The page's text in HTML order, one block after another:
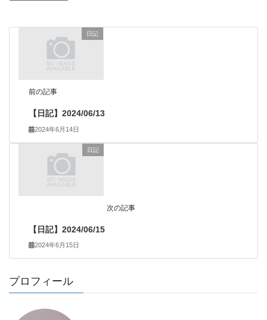
日記
前の記事
【日記】2024/06/13
2024年6月14日
日記
次の記事
【日記】2024/06/15
2024年6月15日
プロフィール